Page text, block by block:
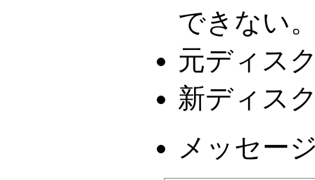
できない
元ディス
新ディス
メッセー